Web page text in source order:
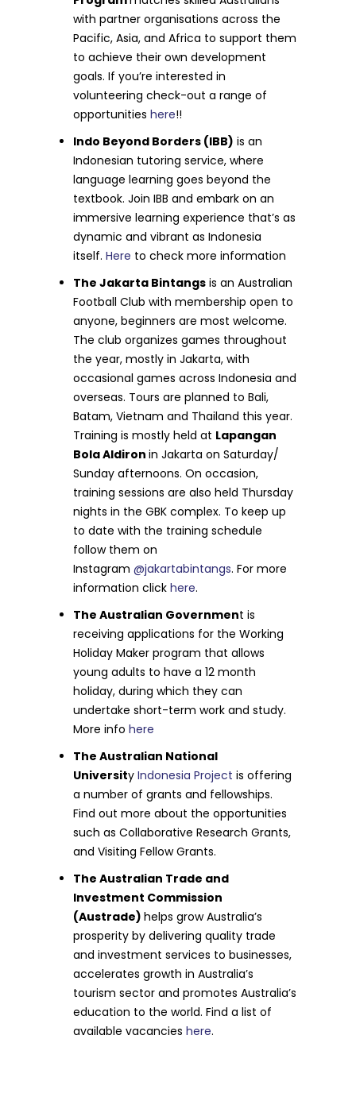
with partner organisations across the
Pacific, Asia, and Africa to support them
to achieve their own development
goals. If you’re interested in
volunteering check-out a range of
opportunitieshere!!
Indo Beyond Borders (IBB) is an
Indonesian tutoring service, where
language learning goes beyond the
textbook. Join IBB and embark on an
immersive learning experience that’s as
dynamic and vibrant as Indonesia
itself. Here to check more information
The Jakarta Bintangs is an Australian
Football Club with membership open to
anyone, beginners are most welcome.
The club organizes games throughout
the year, mostly in Jakarta, with
occasional games across Indonesia and
overseas. Tours are planned to Bali,
Batam, Vietnam and Thailand this year.
Training is mostly held at Lapangan
Bola Aldironin Jakarta on Saturday/
Sunday afternoons. On occasion,
training sessions are also held Thursday
nights in the GBK complex. To keep up
to date with the training schedule
follow them on
Instagram @jakartabintangs. For more
information click here.
The Australian Government is
receiving applications for the Working
Holiday Maker program that allows
young adults to have a 12 month
holiday, during which they can
undertake short-term work and study.
More info here
The Australian National
University Indonesia Project is offering
a number of grants and fellowships.
Find out more about the opportunities
such as Collaborative Research Grants,
and Visiting Fellow Grants.
The Australian Trade and
Investment Commission
(Austrade)helps grow Australia’s
prosperity by delivering quality trade
and investment services to businesses,
accelerates growth in Australia’s
tourism sector and promotes Australia’s
education to the world. Find a list of
available vacancies here.